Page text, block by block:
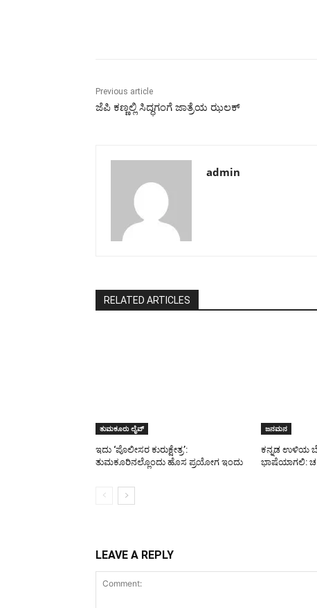
Previous article
ಜೆಪಿ ಕಣ್ಣಲ್ಲಿ ಸಿದ್ಧಗಂಗೆ ಜಾತ್ರೆಯ ಝಲಕ್
admin
RELATED ARTICLES
ತುಮಕೂರು ಲೈವ್
ಇದು ‘ಪೊಲೀಸರ ಕುರುಕ್ಷೇತ್ರ’:
ತುಮಕೂರಿನಲ್ಲೊಂದು ಹೊಸ ಪ್ರಯೋಗ ಇಂದು
ಜನಮನ
ಕನ್ನಡ ಉಳಿಯ
ಭಾಷೆಯಾಗಲಿ:
LEAVE A REPLY